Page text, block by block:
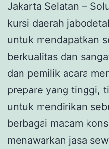
Jakarta Selatan –
kursi daerah
untuk mendapatkan
berkualitas dan
dan pemilik acara
prepare yang tinggi,
untuk mendirikan
berbagai macam
menawarkan jasa